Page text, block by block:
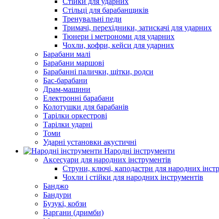
Стільці для барабанщиків
Тренувальні педи
Тримачі, перехідники, затискачі для ударних
Тюнери і метрономи для ударних
Чохли, кофри, кейси для ударних
Барабани малі
Барабани маршові
Барабанні палички, щітки, родси
Бас-барабани
Драм-машини
Електронні барабани
Колотушки для барабанів
Тарілки оркестрові
Тарілки ударні
Томи
Ударні установки акустичні
Народні інструменти
Аксесуари для народних інструментів
Струни, ключі, каподастри для народних
Чохли і стійки для народних інструментів
Банджо
Бандури
Бузукі, кобзи
Варгани (дримби)